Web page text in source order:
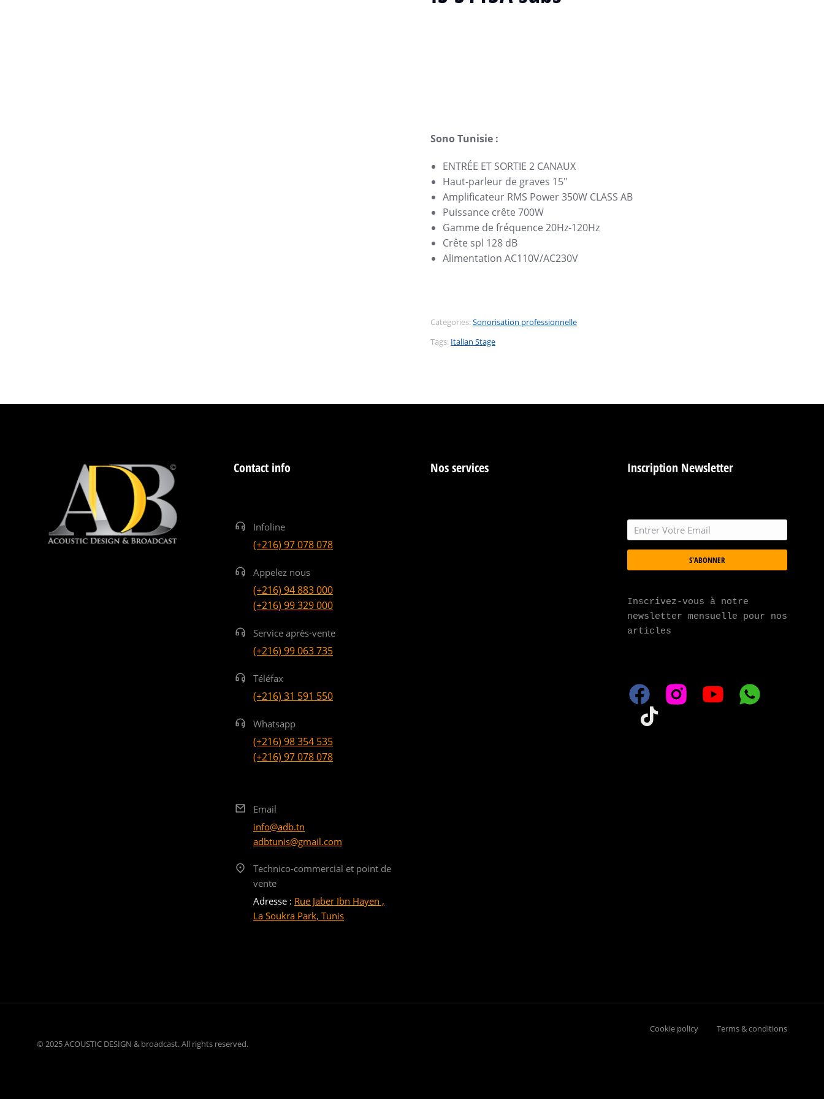
Sono Tunisie :
ENTRÉE ET SORTIE 2 CANAUX
Haut-parleur de graves 15″
Amplificateur RMS Power 350W CLASS AB
Puissance crête 700W
Gamme de fréquence 20Hz-120Hz
Crête spl 128 dB
Alimentation AC110V/AC230V
Categories:Sonorisation professionnelle
Tags: Italian Stage
Contact info
Infoline
(+216) 97 078 078
Appelez nous
(+216) 94 883 000
(+216) 99 329 000
Service après-vente
(+216) 99 063 735
Téléfax
(+216) 31 591 550
Whatsapp
(+216) 98 354 535
(+216) 97 078 078
Email
info@adb.tn
adbtunis@gmail.com
Technico-commercial et point de
vente
Adresse : Rue Jaber Ibn Hayen ,
La Soukra Park, Tunis
Nos services Inscription Newsletter
S'ABONNER
Inscrivez-vous à notre
newsletter mensuelle pour nos
articles
© 2025 ACOUSTIC DESIGN & broadcast. All rights reserved.
Cookie policy Terms & conditions